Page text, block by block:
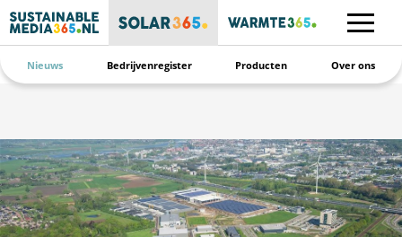
Nieuws Bedrijvenregister Producten Over ons